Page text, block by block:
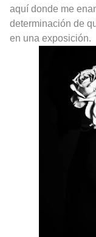
aquí donde me
determinación de
en una exposición.